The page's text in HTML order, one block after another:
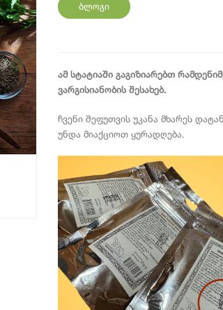
ბლოგი
ამ სტატიაში გაგიზიარებთ
ვარგისიანობის შესახებ.
ჩვენი შეფუთვის უკანა მხარეს
უნდა მიაქციოთ ყურადღება.